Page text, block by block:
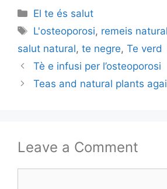
Categories
El te és salut
Tags
L'osteoporosi, remeis
salut natural, te negre, Te verd
Tè e infusi per l’osteoporosi
Teas and natural plants
Leave a Comment